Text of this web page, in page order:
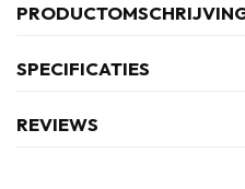
SPECIFICATIES
REVIEWS